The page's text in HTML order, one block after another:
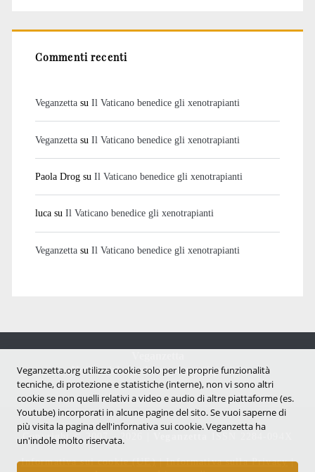
Commenti recenti
Veganzettasu Il Vaticano benedice gli xenotrapianti
Veganzettasu Il Vaticano benedice gli xenotrapianti
Paola Drogsu Il Vaticano benedice gli xenotrapianti
lucasu Il Vaticano benedice gli xenotrapianti
Veganzettasu Il Vaticano benedice gli xenotrapianti
Notizie dal mondo vegan e antispecista
Copyright © 2007 - 2026 |
Informativa sui cookie (UE)|Informativa sulla Privacy|
Veganzetta.org utilizza cookie solo per le proprie funzionalità
tecniche, di protezione e statistiche (interne), non vi sono altri
cookie se non quelli relativi a video e audio di altre piattaforme (es.
Youtube) incorporati in alcune pagine del sito. Se vuoi saperne di
più visita la pagina dell'infornativa sui cookie. Veganzetta ha
un'indole molto riservata.